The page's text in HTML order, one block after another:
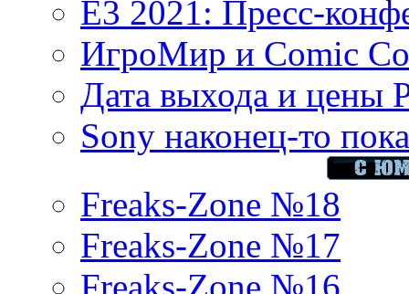
E3 2021: Пресс-
ИгроМир и Comic
Дата выхода и цены
Sony наконец-то
Freaks-Zone №18
Freaks-Zone №17